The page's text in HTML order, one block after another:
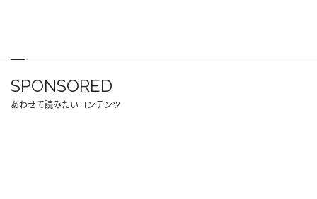
SPONSORED
あわせて読みたいコンテンツ